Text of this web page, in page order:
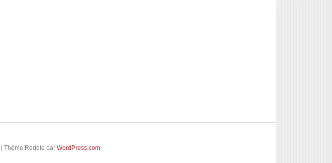
Thème Reddle par WordPress.com.